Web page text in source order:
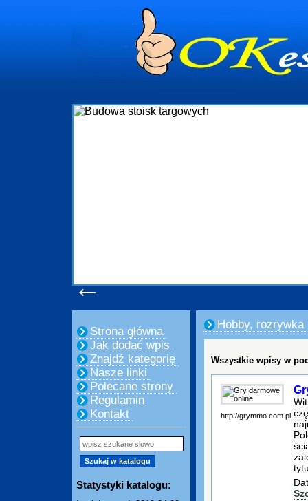
←
Strona główna
Jak dodać wpis
Znajdź kategorię
Nasze linki
Polecane strony
Regulamin
Kontakt
Statystyki katalogu:
Hobby, rozrywka
Wszystkie wpisy w
http://grymmo.com.pl